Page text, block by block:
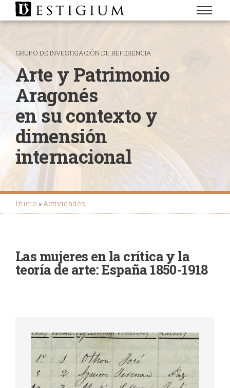
GRUPO DE INVESTIGACIÓN DE REFERENCIA
Arte y Patrimonio
Aragonés
en su contexto y
dimensión
internacional
navegación
Inicio Actividades
Las mujeres en la crítica y la
teoría de arte: España 1850-1918